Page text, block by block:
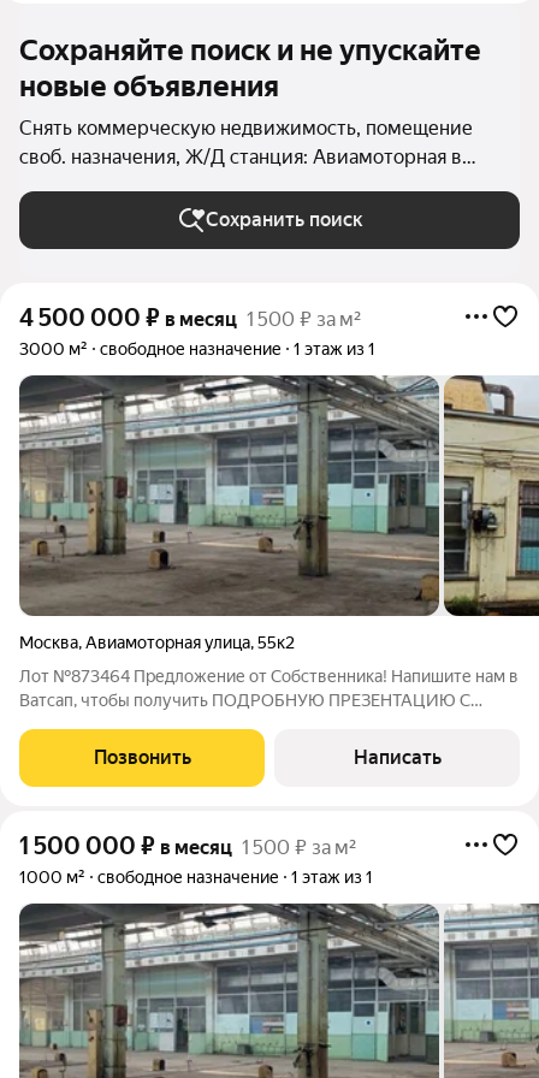
Сохраняйте поиск и не упускайте
новые объявления
Снять коммерческую недвижимость, помещение
своб. назначения, Ж/Д станция: Авиамоторная в
Москве и МО
Сохранить поиск
4 500 000 ₽ в месяц 1 500 ₽ за м²
3000 м² свободное назначение 1 этаж из 1
Москва,Авиамоторная улица,55к2
Лот №873464 Предложение от Собственника! Напишите нам в
Ватсап, чтобы получить ПОДРОБНУЮ ПРЕЗЕНТАЦИЮ С
производственные помещения на 1 этаже в в 9 мин от
м.Авиамоторная. Пpoизвoдcтвенно-складской комплекс с
Позвонить Написать
1 500 000 ₽ в месяц 1 500 ₽ за м²
1000 м² свободное назначение 1 этаж из 1